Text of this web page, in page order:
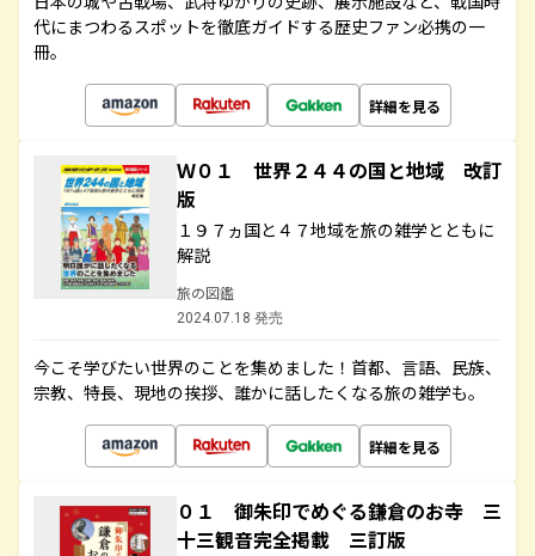
代にまつわるスポットを徹底ガイドする歴史ファン必携の一
冊。
詳細を見る
Ｗ０１ 世界２４４の国と地域 改訂
版
１９７ヵ国と４７地域を旅の雑学とともに
解説
旅の図鑑
2024.07.18 発売
今こそ学びたい世界のことを集めました！首都、言語、民族、
宗教、特長、現地の挨拶、誰かに話したくなる旅の雑学も。
詳細を見る
０１ 御朱印でめぐる鎌倉のお寺 三
十三観音完全掲載 三訂版